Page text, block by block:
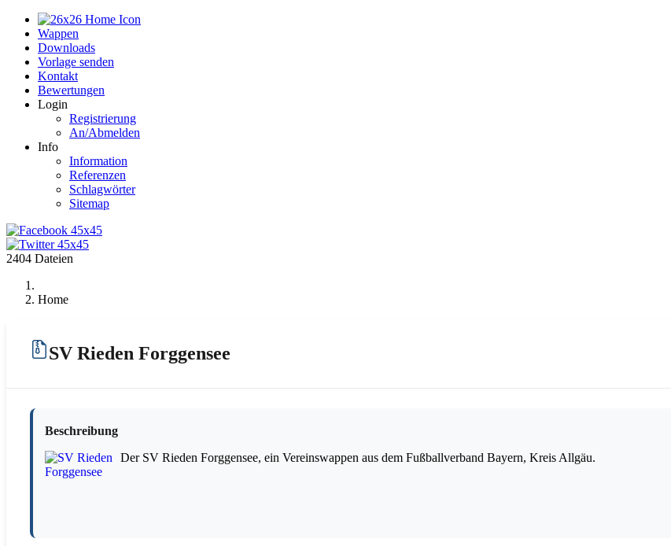
Wappen
Downloads
Vorlage senden
Kontakt
Bewertungen
Login
Registrierung
An/Abmelden
Info
Information
Referenzen
Schlagwörter
Sitemap
2404 Dateien
Home
SV Rieden Forggensee
Beschreibung
Der SV Rieden Forggensee, ein Vereinswappen aus dem Fußballverband Bayern, Kreis Allgäu.